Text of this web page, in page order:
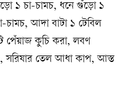
১ চা-চামচ, ধনে গুঁড়ো ১
আদা বাটা ১ টেবিল
পেঁয়াজ কুচি করা, লবণ
সরিষার তেল আধা কাপ, আস্ত